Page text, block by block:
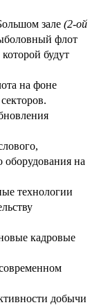
зале (2-ой
флот
будут
на фоне
оборудования на
технологии
кадровые
добычи